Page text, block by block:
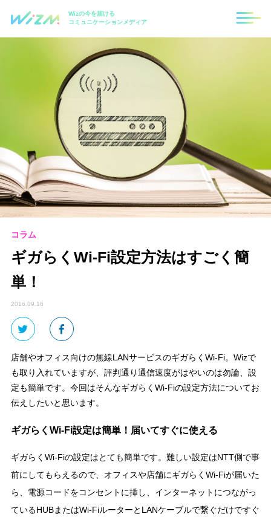
Wizの今を届ける
コミュニケーションメディア
コラム
ギガらくWi-Fi設定方法はすごく簡
単！
2016.09.16
店舗やオフィス向けの無線LANサービスのギガらくWi-Fi。Wizで
も取り入れていますが、評判通り通信速度がはやいのは勿論、設
定も簡単です。今回はそんなギガらくWi-Fiの設定方法についてお
伝えしたいと思います。
ギガらくWi-Fi設定は簡単！届いてすぐに使える
ギガらくWi-Fiの設定はとても簡単です。難しい設定はNTT側で事
前にしてもらえるので、オフィスや店舗にギガらくWi-Fiが届いた
ら、電源コードをコンセントに挿し、インターネットにつながっ
ているHUBまたはWi-FiルーターとLANケーブルで繋ぐだけですぐ